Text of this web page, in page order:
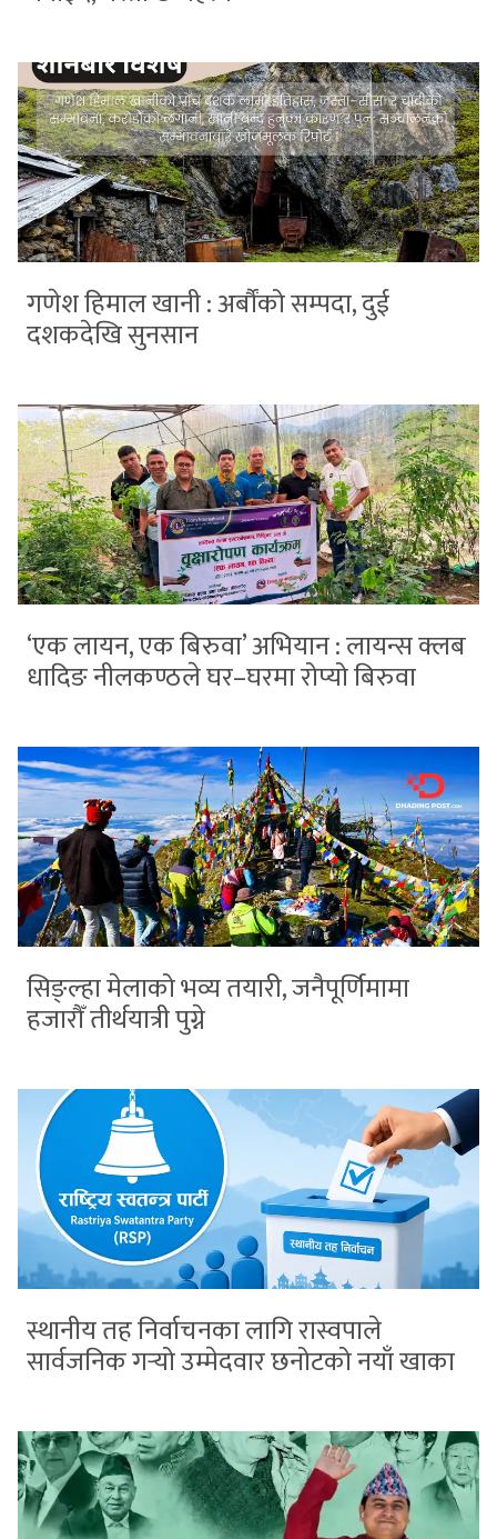
गणेश हिमाल खानी : अर्बौंको सम्पदा, दुई
दशकदेखि सुनसान
‘एक लायन, एक बिरुवा’ अभियान : लायन्स क्लब
धादिङ नीलकण्ठले घर–घरमा रोप्यो बिरुवा
सिङ्ल्हा मेलाको भव्य तयारी, जनैपूर्णिमामा
हजारौँ तीर्थयात्री पुग्ने
स्थानीय तह निर्वाचनका लागि रास्वपाले
सार्वजनिक गर्‍यो उम्मेदवार छनोटको नयाँ खाका